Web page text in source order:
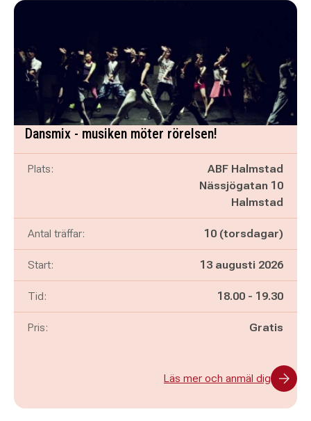
Dansmix - musiken möter rörelsen!
Plats:
ABF Halmstad
Nässjögatan 10
Halmstad
Antal träffar: 10 (torsdagar)
Start: 13 augusti 2026
Tid: Pågår mellan
18.00 - och
19.30
Pris: Gratis
Läs mer och anmäl dig